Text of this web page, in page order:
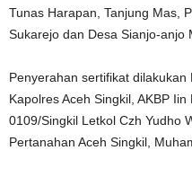
Tunas Harapan, Tanjung Mas,
Sukarejo dan Desa Sianjo-anjo
Penyerahan sertifikat dilakukan
Kapolres Aceh Singkil, AKBP
0109/Singkil Letkol Czh Yudho
Pertanahan Aceh Singkil,